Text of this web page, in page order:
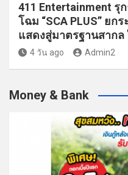
411 Entertainment รุ
โฉม “SCA PLUS” ย
แสดงสู่มาตรฐานสากล
4 วัน ago Admin2
Money & Bank